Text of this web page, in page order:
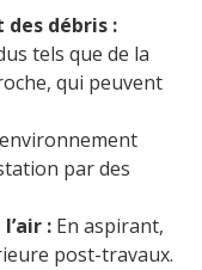
débris :
tels que de la
qui peuvent
par des
: En aspirant,
post-travaux.